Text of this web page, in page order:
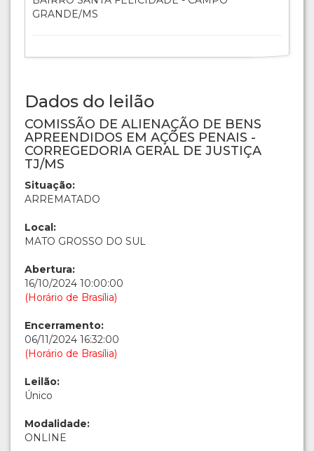
GRANDE/MS
Dados do leilão
COMISSÃO DE ALIENAÇÃO DE BENS
APREENDIDOS EM AÇÕES PENAIS -
CORREGEDORIA GERAL DE JUSTIÇA
TJ/MS
Situação:
ARREMATADO
Local:
MATO GROSSO DO SUL
Abertura:
16/10/2024 10:00:00
(Horário de Brasília)
Encerramento:
06/11/2024 16:32:00
(Horário de Brasília)
Leilão:
Único
Modalidade:
ONLINE